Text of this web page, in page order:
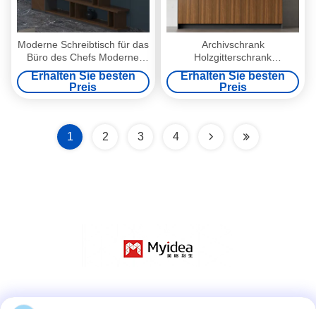
Moderne Schreibtisch für das
Büro des Chefs Moderne
Support-Anpassung Design
Holz/Metall/Plastik
Erhalten Sie besten
Preis
Archivschrank
Holzgitterschrank
Archivschrank
Bodenbildschirm Schrank
Büro Bücherregal
Erhalten Sie besten
Preis
1 2 3 4